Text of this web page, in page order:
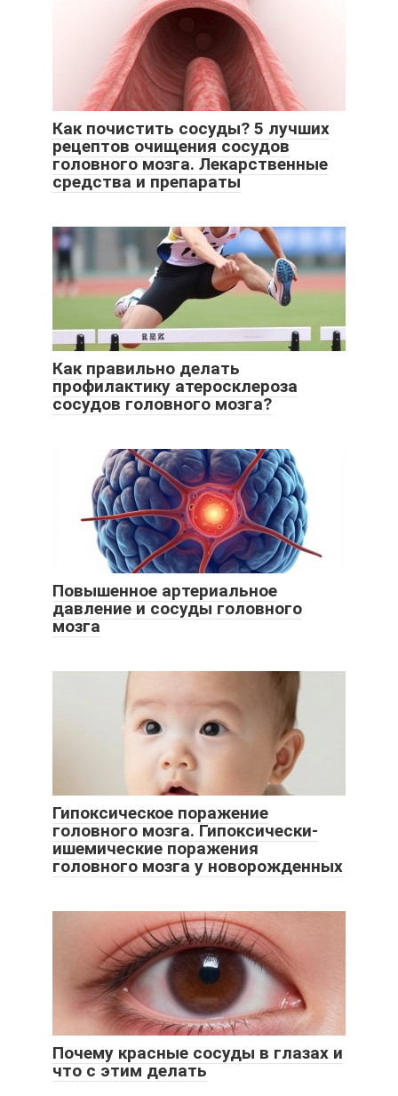
Как почистить сосуды? 5 лучших
рецептов очищения сосудов
головного мозга. Лекарственные
средства и препараты
Как правильно делать
профилактику атеросклероза
сосудов головного мозга?
Повышенное артериальное
давление и сосуды головного
мозга
Гипоксическое поражение
головного мозга. Гипоксически-
ишемические поражения
головного мозга у новорожденных
Почему красные сосуды в глазах и
что с этим делать